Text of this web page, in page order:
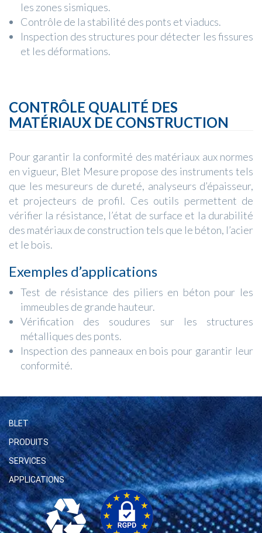
les zones sismiques.
Contrôle de la stabilité des ponts et viaducs.
Inspection des structures pour détecter les fissures
et les déformations.
CONTRÔLE QUALITÉ DES
MATÉRIAUX DE CONSTRUCTION
Pour garantir la conformité des matériaux aux normes
en vigueur, Blet Mesure propose des instruments tels
que les mesureurs de dureté, analyseurs d’épaisseur,
et projecteurs de profil. Ces outils permettent de
vérifier la résistance, l’état de surface et la durabilité
des matériaux de construction tels que le béton, l’acier
et le bois.
Exemples d’applications
Test de résistance des piliers en béton pour les
immeubles de grande hauteur.
Vérification des soudures sur les structures
métalliques des ponts.
Inspection des panneaux en bois pour garantir leur
conformité.
BLET
PRODUITS
SERVICES
APPLICATIONS